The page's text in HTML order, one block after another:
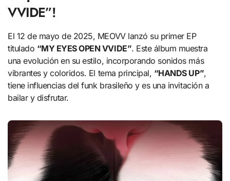
VVIDE”!
El 12 de mayo de 2025, MEOVV lanzó su primer EP
titulado “MY EYES OPEN VVIDE”. Este álbum muestra
una evolución en su estilo, incorporando sonidos más
vibrantes y coloridos. El tema principal, “HANDS UP”,
tiene influencias del funk brasileño y es una invitación a
bailar y disfrutar.